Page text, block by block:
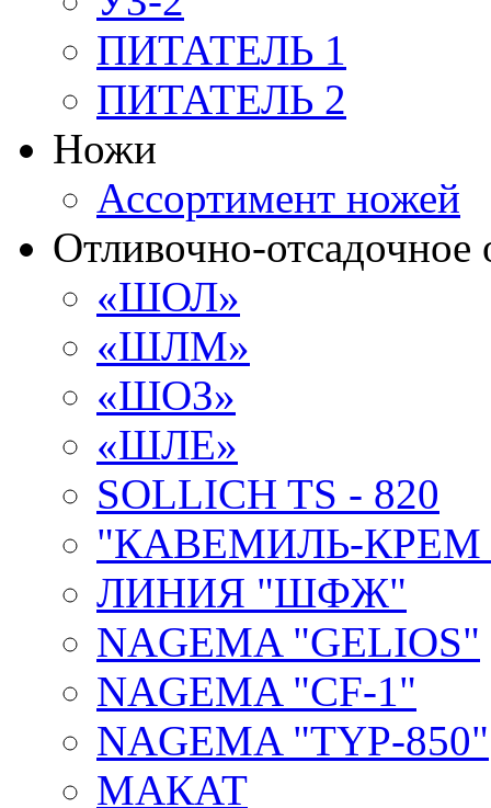
ПИТАТЕЛЬ 1
ПИТАТЕЛЬ 2
Ножи
Ассортимент ножей
Отливочно-отсадочное
«ШОЛ»
«ШЛМ»
«ШОЗ»
«ШЛЕ»
SOLLICH TS - 820
"КАВЕМИЛЬ-КРЕМ
ЛИНИЯ "ШФЖ"
NAGEMA "GELIOS"
NAGEMA "CF-1"
NAGEMA "TYP-850"
МАКАТ